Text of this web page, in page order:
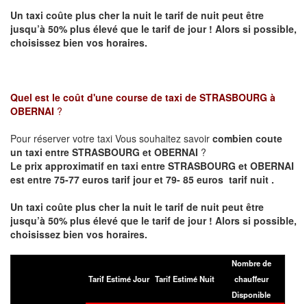
Un taxi coûte plus cher la nuit le tarif de nuit peut être
jusqu’à 50% plus élevé que le tarif de jour ! Alors si possible,
choisissez bien vos horaires.
Quel est le coût d'une course de taxi de STRASBOURG à
OBERNAI ?
Pour réserver votre taxi Vous souhaitez savoir combien coute
un taxi entre STRASBOURG et OBERNAI ?
Le prix approximatif en taxi entre STRASBOURG et OBERNAI
est entre 75-77 euros tarif jour et 79- 85 euros tarif nuit .
Un taxi coûte plus cher la nuit le tarif de nuit peut être
jusqu’à 50% plus élevé que le tarif de jour ! Alors si possible,
choisissez bien vos horaires.
Tarif Estimé Jour Tarif Estimé Nuit
Nombre de
chauffeur
Disponible